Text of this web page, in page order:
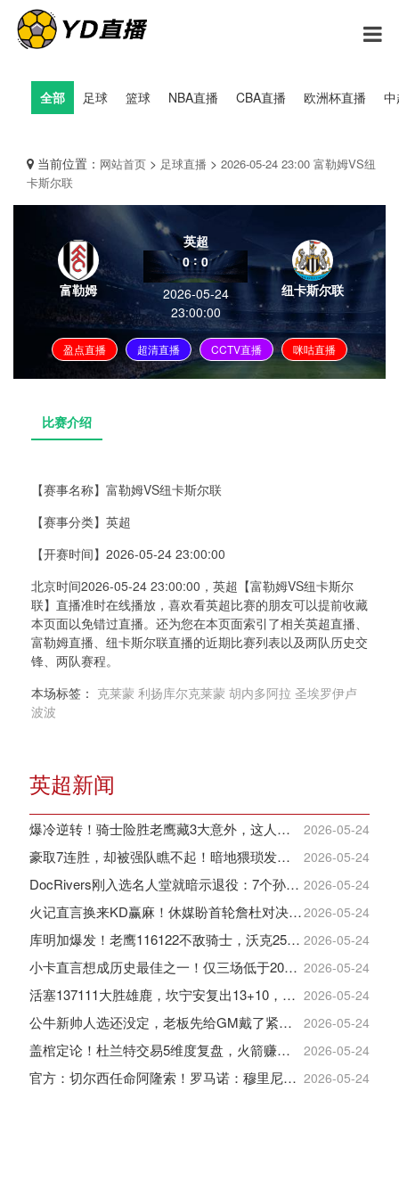
全部 足球 篮球 NBA直播 CBA直播 欧洲杯直播
当前位置： 网站首页 > 足球直播 > 2026-05-24 23:00 富勒姆VS纽
卡斯尔联
富勒姆
英超
0:0
2026-05-24
23:00:00
纽卡斯尔联
盈点直播 超清直播 CCTV直播 咪咕直播
比赛介绍
【赛事名称】 富勒姆VS纽卡斯尔联
【赛事分类】 英超
【开赛时间】 2026-05-24 23:00:00
北京时间2026-05-24 23:00:00，英超【富勒姆VS纽卡斯尔
联】直播准时在线播放，喜欢看英超比赛的朋友可以提前收藏
本页面以免错过直播。还为您在本页面索引了相关英超直播、
富勒姆直播、纽卡斯尔联直播的近期比赛列表以及两队历史交
锋、两队赛程。
本场标签： 克莱蒙 利扬库尔克莱蒙 胡内多阿拉 圣埃罗伊卢
波波
英超新闻
爆冷逆转！骑士险胜老鹰藏3大意外，这人彻底沦为季后赛鸡肋 2026-05-24
豪取7连胜，却被强队瞧不起！暗地猥琐发育，雷霆卫冕的劲敌来了 2026-05-24
DocRivers刚入选名人堂就暗示退役：7个孙辈等不起了 2026-05-24
火记直言换来KD赢麻！休媒盼首轮詹杜对决：湖人内部生嫌隙利火箭2026-05-24
库明加爆发！老鹰116122不敌骑士，沃克25+4+2+2，约翰逊12+11+6 2026-05-24
小卡直言想成历史最佳之一！仅三场低于20+入巅峰保底最佳三阵 2026-05-24
活塞137111大胜雄鹿，坎宁安复出13+10，杜伦21分9板 2026-05-24
公牛新帅人选还没定，老板先给GM戴了紧箍咒 2026-05-24
盖棺定论！杜兰特交易5维度复盘，火箭赚大了，太阳只赢在未来 2026-05-24
官方：切尔西任命阿隆索！罗马诺：穆里尼奥对重返皇马感到激动！ 2026-05-24